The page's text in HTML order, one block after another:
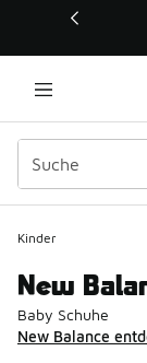
Dieser Link öffnet
Kinder
New
Baby Schuhe
New Balance